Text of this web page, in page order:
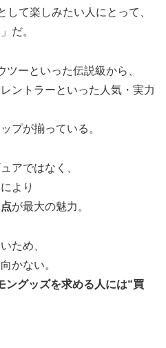
して楽しみたい人にとって、
だ。
ーといった伝説級から、
ントラーといった人気・実力
プが揃っている。
アではなく、
より
が最大の魅力。
ため、
かない。
ングッズを求める人には“買